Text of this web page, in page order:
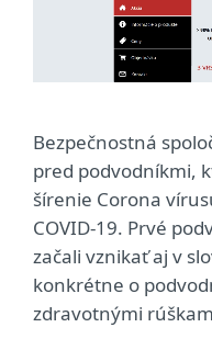
Bezpečnostná
pred podvodníkmi,
šírenie Corona
COVID-19. Prvé
začali vznikať aj v
konkrétne o
zdravotnými